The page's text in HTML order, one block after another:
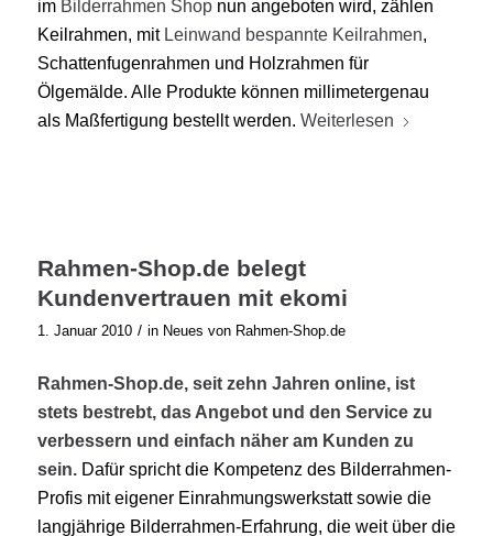
im Bilderrahmen Shop nun angeboten wird, zählen
Keilrahmen, mit Leinwand bespannte Keilrahmen,
Schattenfugenrahmen und Holzrahmen für
Ölgemälde. Alle Produkte können millimetergenau
als Maßfertigung bestellt werden. Weiterlesen
Rahmen-Shop.de belegt
Kundenvertrauen mit ekomi
1. Januar 2010 / in Neues von Rahmen-Shop.de
Rahmen-Shop.de, seit zehn Jahren online, ist
stets bestrebt, das Angebot und den Service zu
verbessern und einfach näher am Kunden zu
sein.Dafür spricht die Kompetenz des Bilderrahmen-
Profis mit eigener Einrahmungswerkstatt sowie die
langjährige Bilderrahmen-Erfahrung, die weit über die